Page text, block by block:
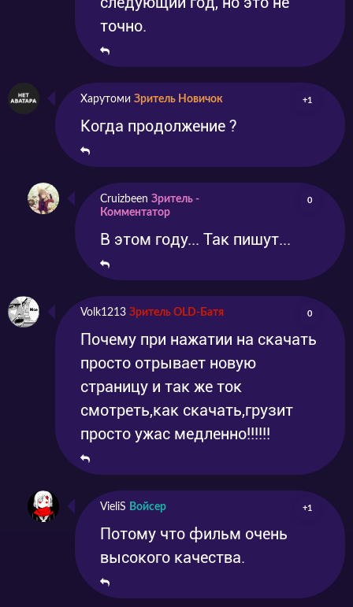
неожиданного развития персонажей. На
текущий момент это лучший представитель
франчайза, имеющий ровно один
критический недостаток: перед нами лишь
первая часть трилогии. И точная дата релиза
продолжения до сих пор не определена.
точно.
Харутоми Зритель Новичок +1
Когда продолжение ?
Cruizbeen Зритель -
Комментатор
0
В этом году... Так пишут...
Volk1213 Зритель OLD-Батя 0
Почему при нажатии на скачать
просто отрывает новую
страницу и так же ток
смотреть,как скачать,грузит
просто ужас медленно!!!!!!
VieliS Войсер +1
Потому что фильм очень
высокого качества.